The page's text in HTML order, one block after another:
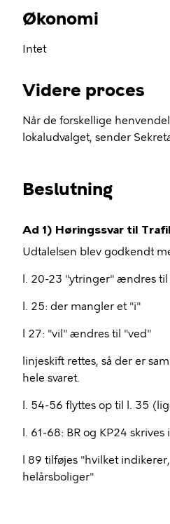
Økonomi
Intet
Videre proces
Når de forskellige
lokaludvalget, sender
Beslutning
Ad 1) Høringssvar til
Udtalelsen blev godkendt
l. 20-23 "ytringer" ændres
l. 25: der mangler et "i"
l 27: "vil" ændres til "ved"
linjeskift rettes, så der er
hele svaret.
l. 54-56 flyttes op til l. 35
l. 61-68: BR og KP24
l 89 tilføjes "hvilket
helårsboliger"